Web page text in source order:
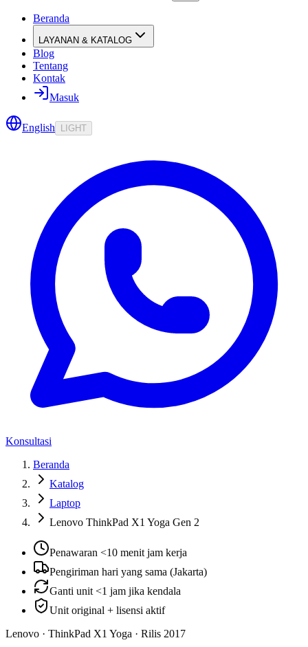
Beranda
LAYANAN & KATALOG
Blog
Tentang
Kontak
Masuk
English LIGHT
Konsultasi
Beranda
Katalog
Laptop
Lenovo ThinkPad X1 Yoga Gen 2
Penawaran <10 menit jam kerja
Pengiriman hari yang sama (Jakarta)
Ganti unit <1 jam jika kendala
Unit original + lisensi aktif
Lenovo · ThinkPad X1 Yoga · Rilis 2017